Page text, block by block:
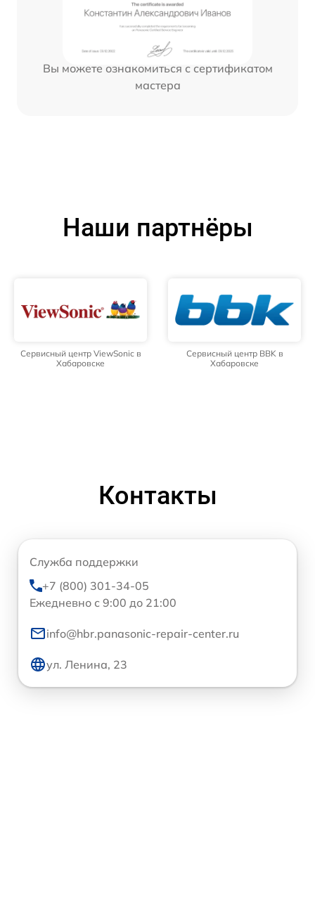
Вы можете ознакомиться с сертификатом
мастера
Наши партнёры
Сервисный центр ViewSonic в
Хабаровске
Сервисный центр BBK в
Хабаровске
Контакты
Служба поддержки
+7 (800) 301-34-05
Ежедневно с 9:00 до 21:00
info@hbr.panasonic-repair-center.ru
ул. Ленина, 23